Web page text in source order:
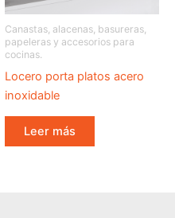
Canastas, alacenas, basureras,
papeleras y accesorios para
cocinas.
Locero porta platos acero
inoxidable
Leer más